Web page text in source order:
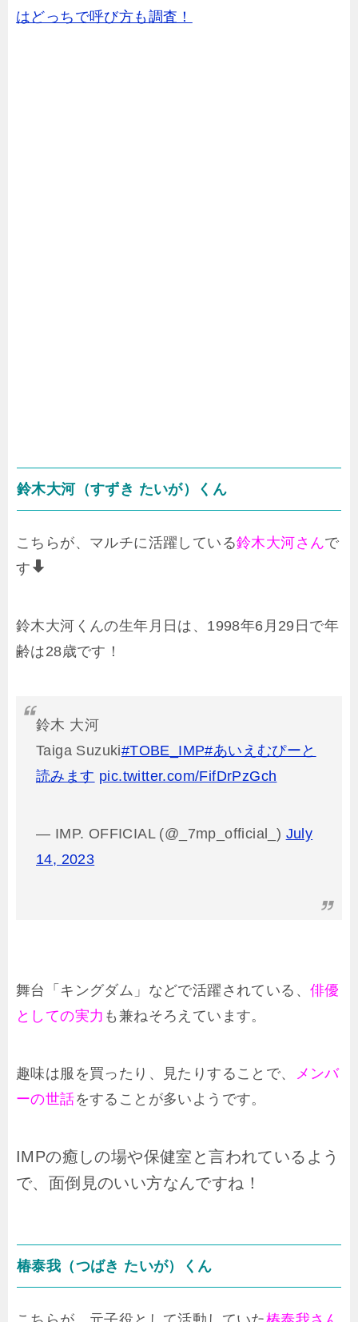
はどっちで呼び方も調査！
鈴木大河（すずき たいが）くん
こちらが、マルチに活躍している鈴木大河さんで
す
鈴木大河くんの生年月日は、1998年6月29日で年
齢は28歳です！
鈴木 大河
Taiga Suzuki#TOBE_IMP#あいえむぴーと
読みます pic.twitter.com/FifDrPzGch
— IMP. OFFICIAL (@_7mp_official_) July
14, 2023
舞台「キングダム」などで活躍されている、 俳優
としての実力 も兼ねそろえています。
趣味は服を買ったり、見たりすることで、
メンバ
ーの世話をすることが多いようです。
IMPの癒しの場や保健室と言われているよう
で、面倒見のいい方なんですね！
椿泰我（つばき たいが）くん